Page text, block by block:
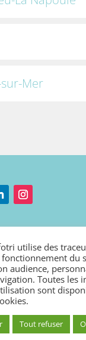
Mer
|Déclaration
utilise des
du
audience,
Toutes les
sont
.
Tout refuser